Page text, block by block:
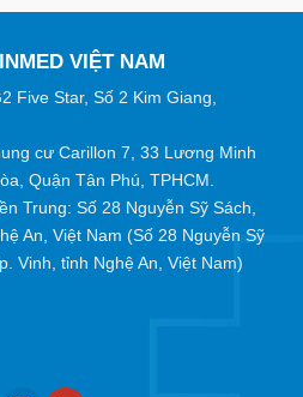
VIỆT NAM
Five Star, Số 2 Kim Giang,
cư Carillon 7, 33 Lương Minh
Quận Tân Phú, TPHCM.
Trung: Số 28 Nguyễn Sỹ Sách,
An, Việt Nam (Số 28 Nguyễn Sỹ
Vinh, tỉnh Nghệ An, Việt Nam)